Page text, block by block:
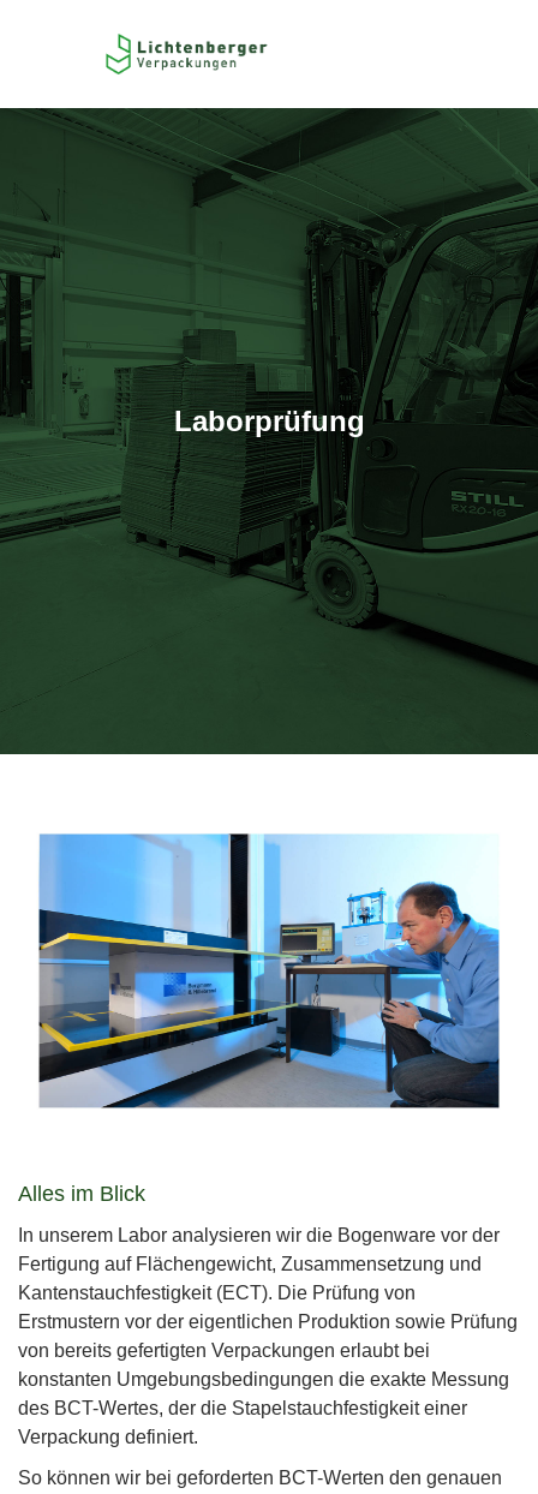
Laborprüfung
Alles im Blick
In unserem Labor analysieren wir die Bogenware vor der
Fertigung auf Flächengewicht, Zusammensetzung und
Kantenstauchfestigkeit (ECT). Die Prüfung von
Erstmustern vor der eigentlichen Produktion sowie Prüfung
von bereits gefertigten Verpackungen erlaubt bei
konstanten Umgebungsbedingungen die exakte Messung
des BCT-Wertes, der die Stapelstauchfestigkeit einer
Verpackung definiert.
So können wir bei geforderten BCT-Werten den genauen